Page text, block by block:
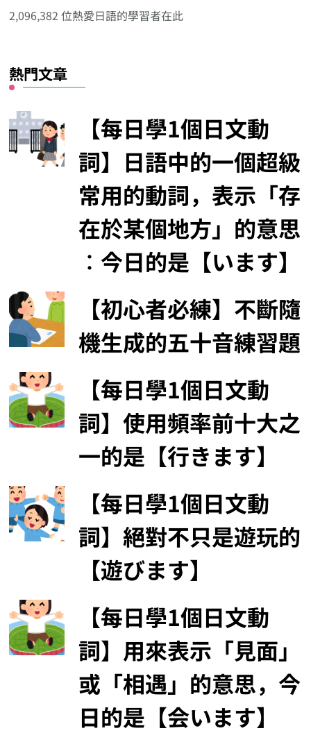
類
2,096,382 位熱愛日語的學習者在此
熱門文章
【每日學1個日文動
詞】日語中的一個超級
常用的動詞，表示「存
在於某個地方」的意思
︰今日的是【います】
【初心者必練】不斷隨
機生成的五十音練習題
【每日學1個日文動
詞】使用頻率前十大之
一的是【行きます】
【每日學1個日文動
詞】絕對不只是遊玩的
【遊びます】
【每日學1個日文動
詞】用來表示「見面」
或「相遇」的意思，今
日的是【会います】